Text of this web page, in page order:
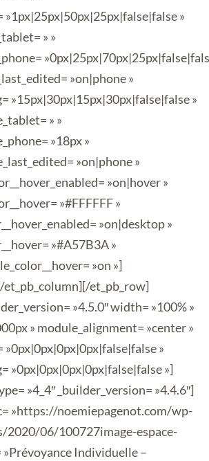
»1px|25px|50px|25px|false|false »
» »
»on|phone »
»15px|30px|15px|30px|false|false »
» »
»18px »
»on|phone »
»on|hover »
»#FFFFFF »
»on|desktop »
»#A57B3A »
»on »]
et_pb_row]
»4.5.0″ width= »100% »
» module_alignment= »center »
»0px|0px|0px|0px|false|false »
»0px|0px|0px|0px|false|false »]
»4_4″ _builder_version= »4.4.6″]
»https://noemiepagenot.com/wp-
2020/06/100727image-espace-
Individuelle –